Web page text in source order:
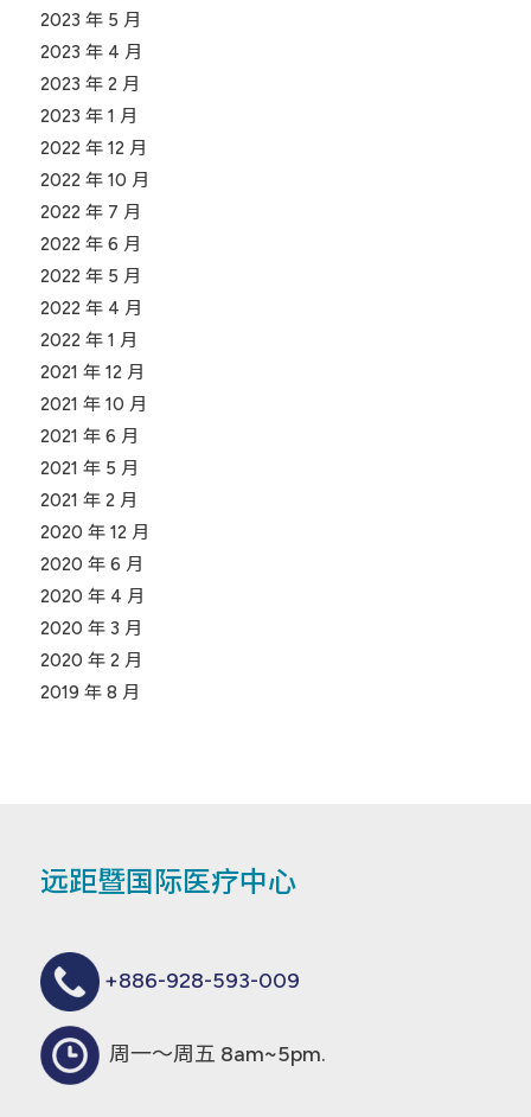
2023 年 5 月
2023 年 4 月
2023 年 2 月
2023 年 1 月
2022 年 12 月
2022 年 10 月
2022 年 7 月
2022 年 6 月
2022 年 5 月
2022 年 4 月
2022 年 1 月
2021 年 12 月
2021 年 10 月
2021 年 6 月
2021 年 5 月
2021 年 2 月
2020 年 12 月
2020 年 6 月
2020 年 4 月
2020 年 3 月
2020 年 2 月
2019 年 8 月
远距暨国际医疗中心
+886-928-593-009
周一～周五 8am~5pm.